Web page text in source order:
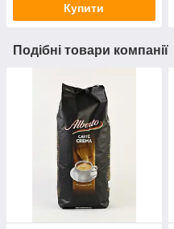
Купити
Подібні товари компанії